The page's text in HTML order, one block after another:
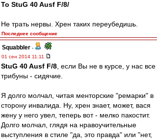
To StuG 40 Ausf F/8/
Не трать нервы. Хрен таких переубедишь.
Последнее сообщение
Squabbler -
01 сен 2014 11:11
StuG 40 Ausf F/8 , если Вы не в курсе, у нас все
трибуны - сидячие.
Я долго молчал, читая менторские "ремарки" в
сторону инвалида. Ну, хрен знает, может, вася
жену у него увел, теперь вот - мелко пакостит.
Долго молчал, глядя на нравоучительные
выступления в стиле "да, это правда" или "нет,